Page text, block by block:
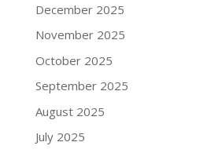
December 2025
November 2025
October 2025
September 2025
August 2025
July 2025